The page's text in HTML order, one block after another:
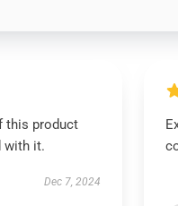
this product
with it.
Dec 7, 2024